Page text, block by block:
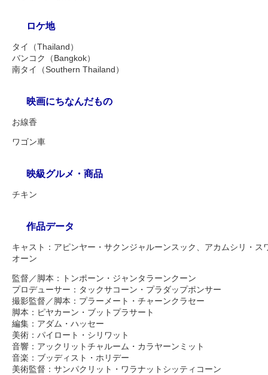
ロケ地
タイ（Thailand）
バンコク（Bangkok）
南タイ（Southern Thailand）
映画にちなんだもの
お線香
ワゴン車
映級グルメ・商品
チキン
作品データ
キャスト：アピンヤー・サクンジャルーンスック、アカムシリ・ス
オーン
監督／脚本：トンポーン・ジャンタラーンクーン
プロデューサー：タックサコーン・プラダップポンサー
撮影監督／脚本：プラーメート・チャーンクラセー
脚本：ピヤカーン・ブットプラサート
編集：アダム・ハッセー
美術：パイロート・シリワット
音響：アックリットチャルーム・カラヤーンミット
音楽：ブッディスト・ホリデー
美術監督：サンパクリット・ワラナットシッティコーン